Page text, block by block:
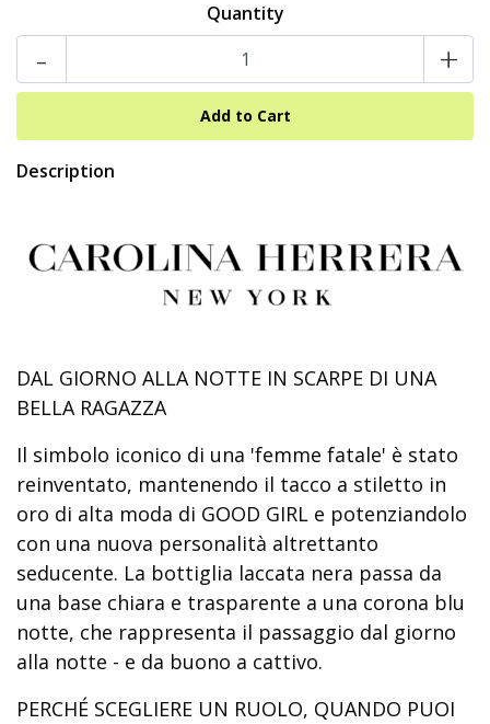
Quantity
- +
Description
DAL GIORNO ALLA NOTTE IN SCARPE DI UNA
BELLA RAGAZZA
Il simbolo iconico di una 'femme fatale' è stato
reinventato, mantenendo il tacco a stiletto in
oro di alta moda di GOOD GIRL e potenziandolo
con una nuova personalità altrettanto
seducente. La bottiglia laccata nera passa da
una base chiara e trasparente a una corona blu
notte, che rappresenta il passaggio dal giorno
alla notte - e da buono a cattivo.
PERCHÉ SCEGLIERE UN RUOLO, QUANDO PUOI